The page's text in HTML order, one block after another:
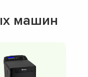
машин